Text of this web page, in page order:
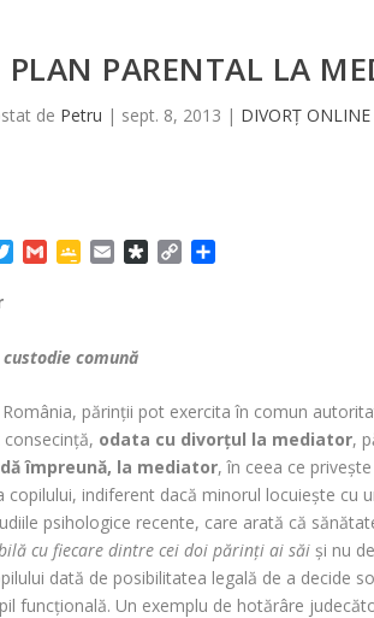
PLAN PARENTAL LA
de Petru | sept. 8, 2013 | DIVORȚ ONLINE
T
t
e
G
l
G
l
e
l
a
s
s
r
o
o
m
l
D
a
k
a
z
ă
comună
părinții pot exercita în comun
consecință, odata cu divorțul la mediator,
împreună, la mediator, în ceea ce
indiferent dacă minorul locuiește cu
psihologice recente, care arată că
cu fiecare dintre cei doi părinți ai săi și nu
dată de posibilitatea legală de a decide
funcțională. Un exemplu de hotărâre